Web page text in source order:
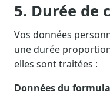
5. Durée de
Vos données
une durée
elles sont traitées :
Données du